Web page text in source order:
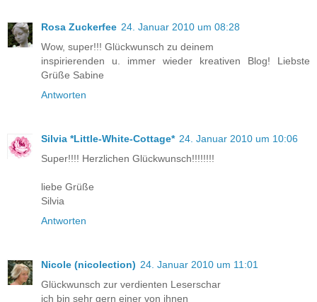
Rosa Zuckerfee 24. Januar 2010 um 08:28
Wow, super!!! Glückwunsch zu deinem
inspirierenden u. immer wieder kreativen Blog! Liebste
Grüße Sabine
Antworten
Silvia *Little-White-Cottage* 24. Januar 2010 um 10:06
Super!!!! Herzlichen Glückwunsch!!!!!!!!
liebe Grüße
Silvia
Antworten
Nicole (nicolection) 24. Januar 2010 um 11:01
Glückwunsch zur verdienten Leserschar
ich bin sehr gern einer von ihnen